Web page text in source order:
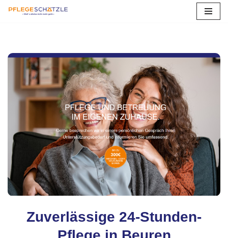
springen
Zuverlässige 24-Stunden-